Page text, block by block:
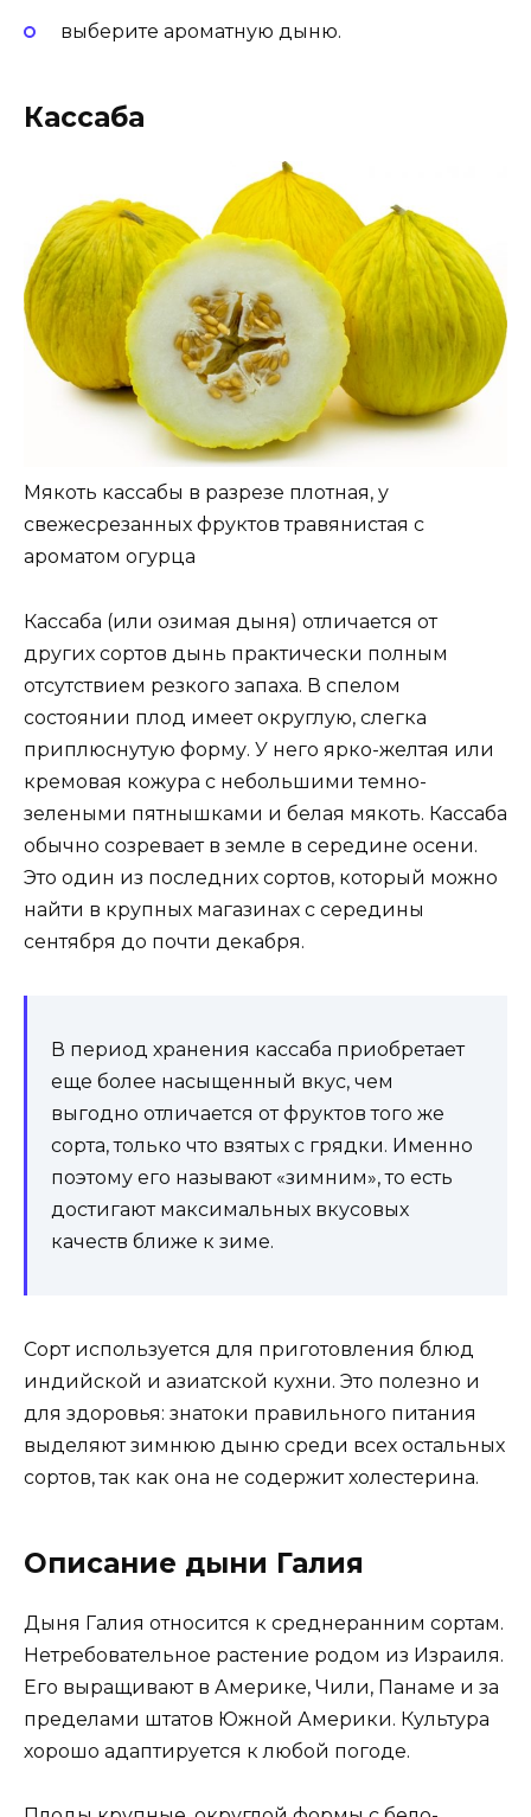
выберите ароматную дыню.
Кассаба
Мякоть кассабы в разрезе плотная, у
свежесрезанных фруктов травянистая с
ароматом огурца
Кассаба (или озимая дыня) отличается от
других сортов дынь практически полным
отсутствием резкого запаха. В спелом
состоянии плод имеет округлую, слегка
приплюснутую форму. У него ярко-желтая или
кремовая кожура с небольшими темно-
зелеными пятнышками и белая мякоть. Кассаба
обычно созревает в земле в середине осени.
Это один из последних сортов, который можно
найти в крупных магазинах с середины
сентября до почти декабря.
В период хранения кассаба приобретает
еще более насыщенный вкус, чем
выгодно отличается от фруктов того же
сорта, только что взятых с грядки. Именно
поэтому его называют «зимним», то есть
достигают максимальных вкусовых
качеств ближе к зиме.
Сорт используется для приготовления блюд
индийской и азиатской кухни. Это полезно и
для здоровья: знатоки правильного питания
выделяют зимнюю дыню среди всех остальных
сортов, так как она не содержит холестерина.
Описание дыни Галия
Дыня Галия относится к среднеранним сортам.
Нетребовательное растение родом из Израиля.
Его выращивают в Америке, Чили, Панаме и за
пределами штатов Южной Америки. Культура
хорошо адаптируется к любой погоде.